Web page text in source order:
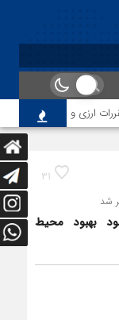
ارزی و افزایش هزینه‌های
31
شد
بهبود محیط